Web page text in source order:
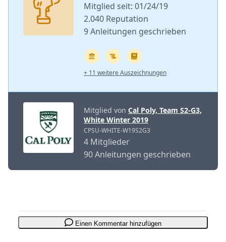
Mitglied seit: 01/24/19
2.040 Reputation
9 Anleitungen geschrieben
+ 11 weitere Auszeichnungen
Mitglied von Cal Poly, Team S2-G3,
White Winter 2019
CPSU-WHITE-W19S2G3
4 Mitglieder
90 Anleitungen geschrieben
Einen Kommentar hinzufügen